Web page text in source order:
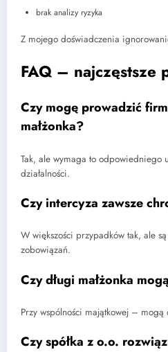
brak analizy ryzyka
Z mojego doświadczenia
FAQ – najczęstsze
Czy mogę prowadzić
małżonka?
Tak, ale wymaga to odpowiedniego
działalności.
Czy intercyza zawsze
W większości przypadków tak, ale
zobowiązań.
Czy długi małżonka
Przy wspólności majątkowej – mogą
Czy spółka z o.o.